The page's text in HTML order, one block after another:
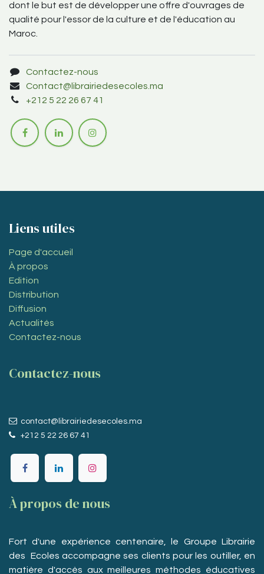
dont le but est de développer une offre d'ouvrages de
qualité pour l'essor de la culture et de l'éducation au
Maroc.
Contactez-nous
Contact@librairiedesecoles.ma
+212 5 22 26 67 41
Liens utiles
Page d'accueil
À propos
Edition
Distribution
Diffusion
Actualités
Contactez-nous
Contactez-nous
contact@librairiedesecoles.ma
+212 5 22 26 67 41
À propos de nous
Fort d'une expérience centenaire, le Groupe Librairie
des Ecoles accompagne ses clients pour les outiller, en
matière d'accès aux meilleures méthodes éducatives